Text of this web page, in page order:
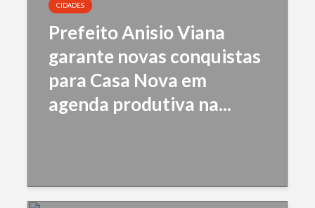
CIDADES
Prefeito Anisio Viana
garante novas conquistas
para Casa Nova em
agenda produtiva na...